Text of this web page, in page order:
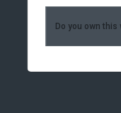
Do you own this